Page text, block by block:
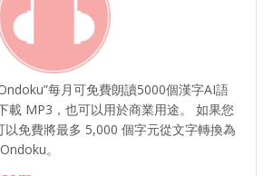
每月可免費朗讀5000個漢字AI語
載 MP3，也可以用於商業用途。 如果您
以免費將最多 5,000 個字元從文字轉換為
。